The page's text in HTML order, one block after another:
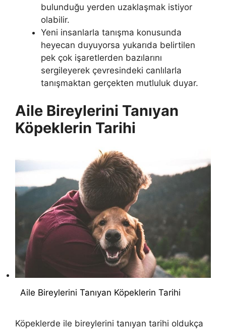
bulunduğu yerden uzaklaşmak istiyor
olabilir.
Yeni insanlarla tanışma konusunda
heyecan duyuyorsa yukarıda belirtilen
pek çok işaretlerden bazılarını
sergileyerek çevresindeki canlılarla
tanışmaktan gerçekten mutluluk duyar.
Aile Bireylerini Tanıyan
Köpeklerin Tarihi
Aile Bireylerini Tanıyan Köpeklerin Tarihi
Köpeklerde ile bireylerini tanıyan tarihi oldukça